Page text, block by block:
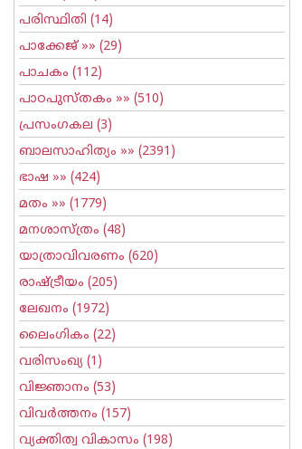
പരിസ്ഥിതി (14)
പാക്കേജ് »» (29)
പാചകം (112)
പാഠപുസ്തകം »» (510)
പ്രസംഗകല (3)
ബാലസാഹിത്യം »» (2391)
ഭാഷ »» (424)
മതം »» (1779)
മനശാസ്ത്രം (48)
യാത്രാവിവരണം (620)
രാഷ്ട്രീയം (205)
ലേഖനം (1972)
ലൈംഗികം (22)
വരിസംഖ്യ (1)
വിജ്ഞാനം (53)
വിവര്‍ത്തനം (157)
വ്യക്തിത്വ വികാസം (198)